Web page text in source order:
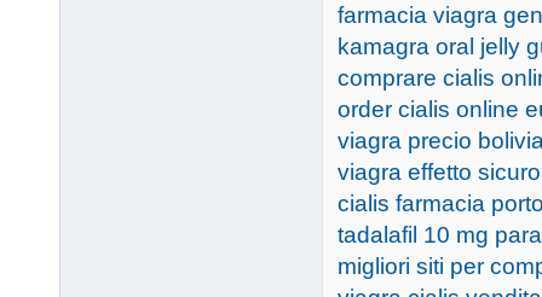
farmacia viagra
kamagra oral jelly
comprare cialis
order cialis online
viagra precio
viagra effetto sicuro
cialis farmacia
tadalafil 10 mg
migliori siti per